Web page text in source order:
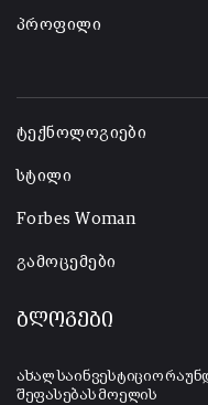
პროფილი
ტექნოლოგიები
სტილი
Forbes Woman
გამოცემები
ბლოგები
ახალ საინვესტიციო
შეფასებას მოელის